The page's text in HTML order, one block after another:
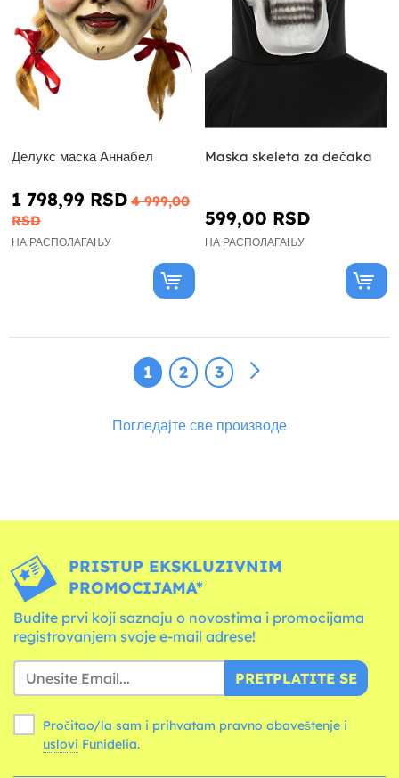
Делукс маска Аннабел
1 798,99 RSD 4 999,00
RSD
НА РАСПОЛАГАЊУ
Maska skeleta za dečaka
599,00 RSD
НА РАСПОЛАГАЊУ
1 2 3
Погледајте све производе
PRISTUP EKSKLUZIVNIM
PROMOCIJAMA*
Budite prvi koji saznaju o novostima i promocijama
registrovanjem svoje e-mail adrese!
PRETPLATITE SE
Pročitao/la sam i prihvatam pravno obaveštenje i
uslovi Funidelia.